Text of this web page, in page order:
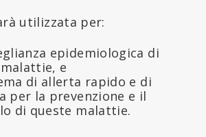
utilizzata per:
epidemiologica di
e
di allerta rapido e di
per la prevenzione e il
di queste malattie.